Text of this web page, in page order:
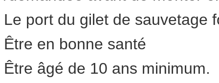
Le port du gilet de sauvetage
Être en bonne santé
Être âgé de 10 ans minimum.